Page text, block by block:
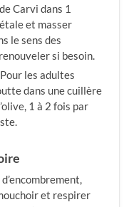
Carvi dans 1
et masser
le sens des
si besoin.
Pour les adultes
dans une cuillère
1 à 2 fois par
d’encombrement,
et respirer